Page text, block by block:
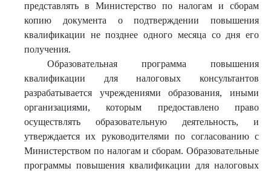
представлять в Министерство по налогам и сборам
копию документа о подтверждении повышения
квалификации не позднее одного месяца со дня его
получения.
Образовательная программа повышения
квалификации для налоговых консультантов
разрабатывается учреждениями образования, иными
организациями, которым предоставлено право
осуществлять образовательную деятельность, и
утверждается их руководителями по согласованию с
Министерством по налогам и сборам. Образовательные
программы повышения квалификации для налоговых